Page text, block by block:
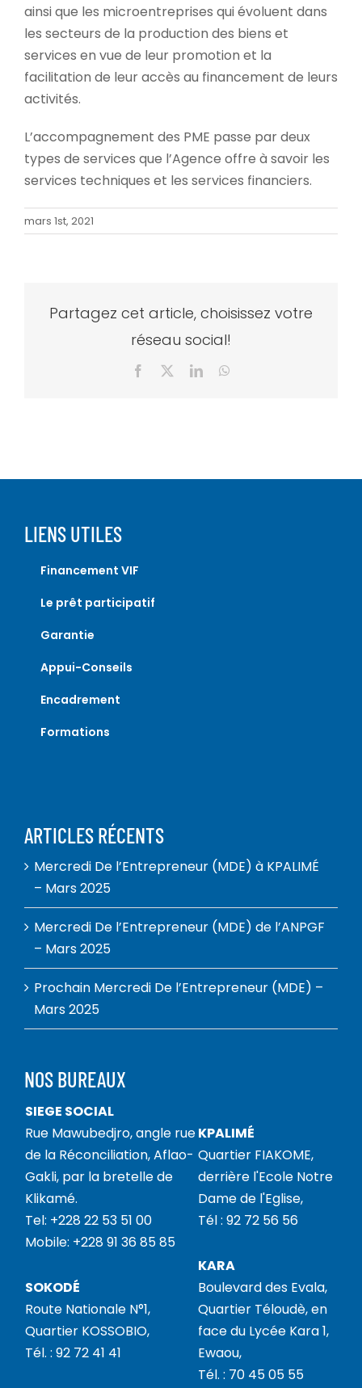
ainsi que les microentreprises qui évoluent dans
les secteurs de la production des biens et
services en vue de leur promotion et la
facilitation de leur accès au financement de leurs
activités.
L’accompagnement des PME passe par deux
types de services que l’Agence offre à savoir les
services techniques et les services financiers.
mars 1st, 2021
Partagez cet article, choisissez votre
réseau social!
Facebook LinkedIn
LIENS UTILES
Financement VIF
Le prêt participatif
Garantie
Appui-Conseils
Encadrement
Formations
ARTICLES RÉCENTS
Mercredi De l’Entrepreneur (MDE) à KPALIMÉ
– Mars 2025
Mercredi De l’Entrepreneur (MDE) de l’ANPGF
– Mars 2025
Prochain Mercredi De l’Entrepreneur (MDE) –
Mars 2025
NOS BUREAUX
SIEGE SOCIAL
Rue Mawubedjro, angle rue
de la Réconciliation, Aflao-
Gakli, par la bretelle de
Klikamé.
Tel: +228 22 53 51 00
Mobile: +228 91 36 85 85
KPALIMÉ
Quartier FIAKOME,
derrière l'Ecole Notre
Dame de l'Eglise,
Tél : 92 72 56 56
SOKODÉ
Route Nationale N°1,
Quartier KOSSOBIO,
Tél. : 92 72 41 41
KARA
Boulevard des Evala,
Quartier Téloudè, en
face du Lycée Kara 1,
Ewaou,
Tél. : 70 45 05 55